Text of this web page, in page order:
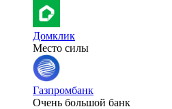
Домклик
Место силы
Газпромбанк
Очень большой банк